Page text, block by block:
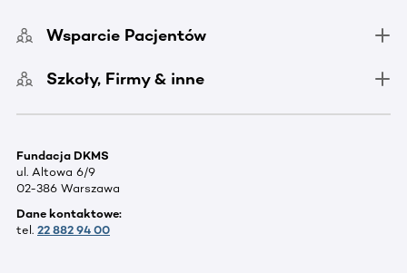
Wsparcie Pacjentów
Szkoły, Firmy & inne
Fundacja DKMS
ul. Altowa 6/9
02-386 Warszawa
Dane kontaktowe:
tel. 22 882 94 00